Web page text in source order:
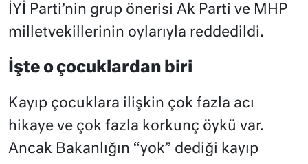
İYİ Parti’nin grup önerisi Ak Parti ve MHP
milletvekillerinin oylarıyla reddedildi.
İşte o çocuklardan biri
Kayıp çocuklara ilişkin çok fazla acı
hikaye ve çok fazla korkunç öykü var.
Ancak Bakanlığın “yok” dediği kayıp